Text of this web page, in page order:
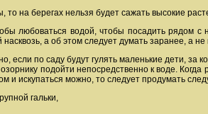
на берегах нельзя будет сажать высокие
любоваться водой, чтобы посадить рядом
а об этом следует думать заранее, а
если по саду будут гулять маленькие дети,
подойти непосредственно к воде.
и искупаться можно, то следует продумать
гальки,